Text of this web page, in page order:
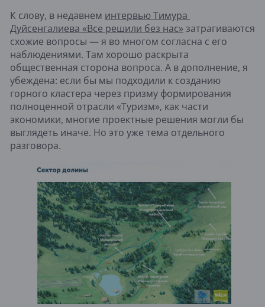
К слову, в недавнем интервью Тимура
Дуйсенгалиева «Все решили без нас» затрагиваются
схожие вопросы — я во многом согласна с его
наблюдениями. Там хорошо раскрыта
общественная сторона вопроса. А в дополнение, я
убеждена: если бы мы подходили к созданию
горного кластера через призму формирования
полноценной отрасли «Туризм», как части
экономики, многие проектные решения могли бы
выглядеть иначе. Но это уже тема отдельного
разговора.